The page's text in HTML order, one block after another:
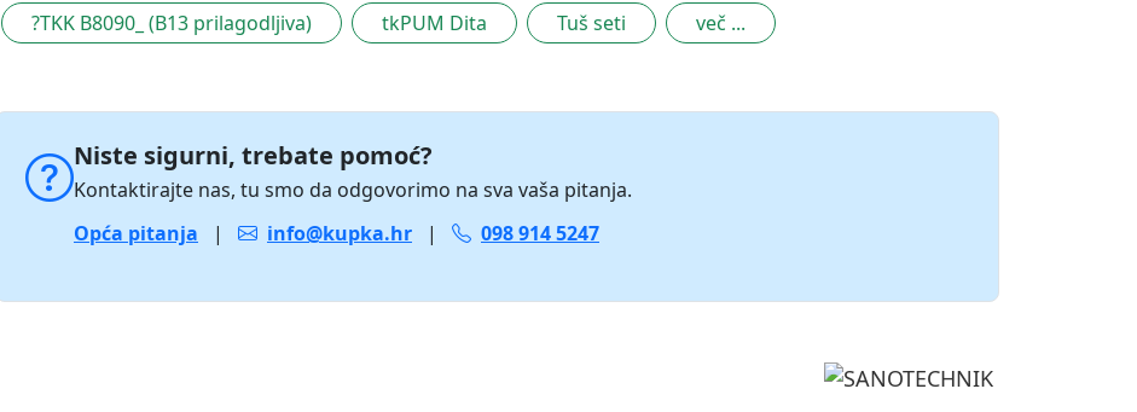
?TKK B8090_ (B13 prilagodljiva)
tkPUM Dita Tuš seti več ...
Niste sigurni, trebate pomoć?
Kontaktirajte nas, tu smo da odgovorimo na sva vaša pitanja.
Opća pitanja
| info@kupka.hr | 098 914 5247